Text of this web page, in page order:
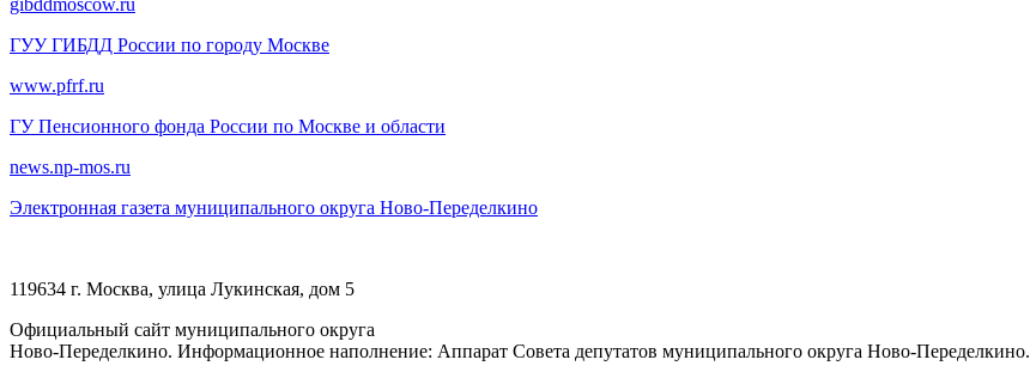
ГУУ ГИБДД России по городу Москве
www.pfrf.ru
ГУ Пенсионного фонда России по Москве и области
news.np-mos.ru
Электронная газета муниципального округа Ново-Переделкино
119634 г. Москва, улица Лукинская, дом 5
Официальный сайт муниципального округа
Ново-Переделкино. Информационное наполнение: Аппарат Совета депутатов муниципального округа Ново-Переделкино.